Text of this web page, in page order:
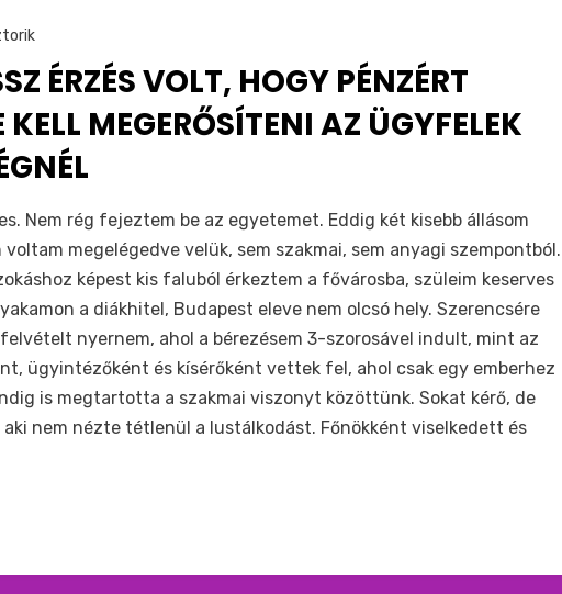
ÉRZÉS VOLT, HOGY PÉNZÉRT
KELL MEGERŐSÍTENI AZ ÜGYFELEK
Nem rég fejeztem be az egyetemet. Eddig két kisebb állásom
megelégedve velük, sem szakmai, sem anyagi szempontból.
képest kis faluból érkeztem a fővárosba, szüleim keserves
a diákhitel, Budapest eleve nem olcsó hely. Szerencsére
nyernem, ahol a bérezésem 3-szorosável indult, mint az
ügyintézőként és kísérőként vettek fel, ahol csak egy emberhez
is megtartotta a szakmai viszonyt közöttünk. Sokat kérő, de
nem nézte tétlenül a lustálkodást. Főnökként viselkedett és